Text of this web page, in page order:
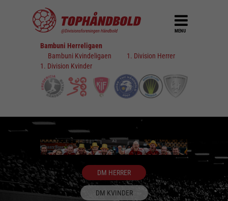
MENU
Bambuni Herreligaen
Bambuni Kvindeligaen
1. Division Herrer
1. Division Kvinder
DM HERRER
DM KVINDER